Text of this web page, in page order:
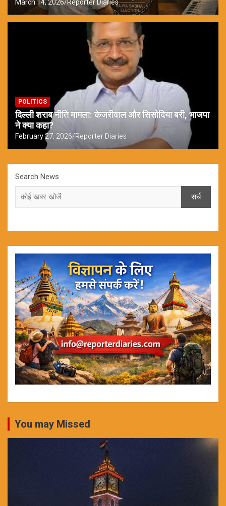
March 14, 2026 Reporter Diaries
POLITICS
दिल्ली शराब नीति मामला: केजरीवाल और सिसोदिया बरी, भाजपा
ने क्या कहा?
February 27, 2026 Reporter Diaries
Search News
सर्च
You may Missed